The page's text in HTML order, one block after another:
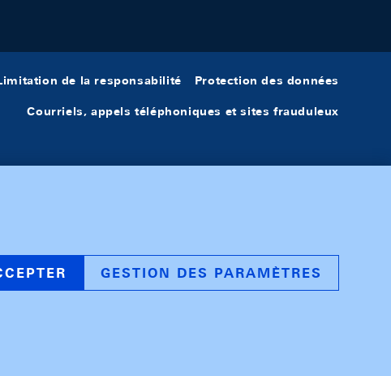
de la responsabilité Protection des données
Courriels, appels téléphoniques et sites frauduleux
GESTION DES PARAMÈTRES